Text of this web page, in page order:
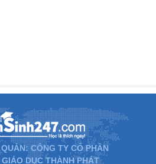
CÔNG TY CỔ PHẦN
DỤC THÀNH PHÁT